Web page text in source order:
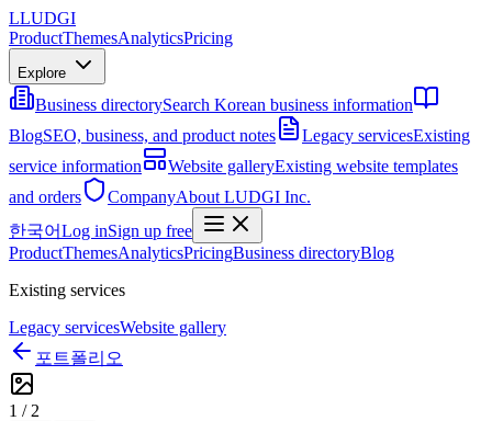
LLUDGI
ProductThemesAnalyticsPricing
Explore
Business directorySearch Korean business information
BlogSEO, business, and product notes Legacy servicesExisting
service information
Website galleryExisting website templates
and orders
CompanyAbout LUDGI Inc.
한국어Log inSign up free
ProductThemesAnalyticsPricingBusiness directoryBlog
Existing services
Legacy servicesWebsite gallery
포트폴리오
1 / 2